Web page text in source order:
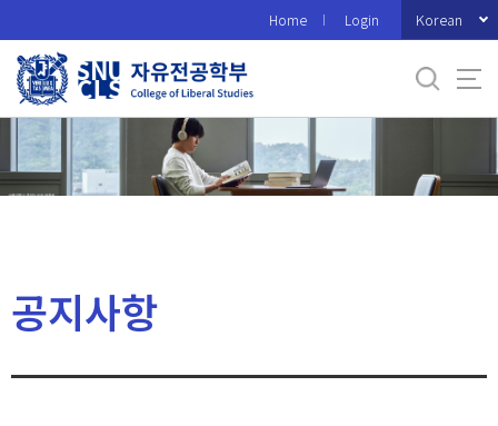
로
메
Home Login Korean
공지사항